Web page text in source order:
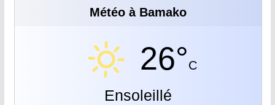
Météo à Bamako
26°C
Ensoleillé